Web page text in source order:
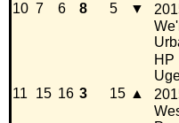
10 7 6 8 5 ▼
11 15 16 3 15 ▲
HP